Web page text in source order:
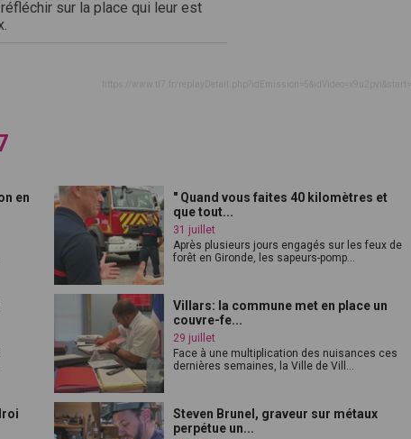
sur la place qui leur est
en
" Quand vous faites 40 kilomètres et
que tout...
31 juillet
Après plusieurs jours engagés sur les feux de
forêt en Gironde, les sapeurs-pomp...
Villars: la commune met en place un
couvre-fe...
29 juillet
Face à une multiplication des nuisances ces
dernières semaines, la Ville de Vill...
Steven Brunel, graveur sur métaux
perpétue un...